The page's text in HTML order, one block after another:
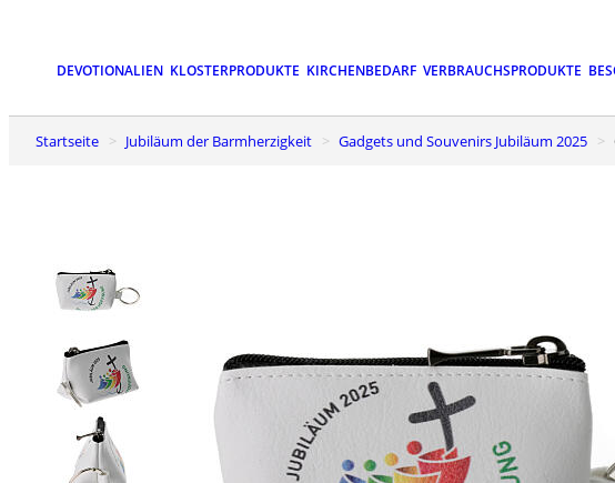
DEVOTIONALIEN KLOSTERPRODUKTE KIRCHENBEDARF VERBRAUCHSPRODUKTE
Startseite Jubiläum der Barmherzigkeit Gadgets und Souvenirs Jubiläum 2025